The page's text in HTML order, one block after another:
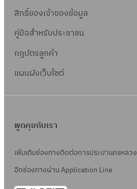
สิทธิ์ของเจ้าของข้อมูล
คู่มือสำหรับประชาชน
กฎบัตรลูกค้า
แผนผังเว็บไซต์
พูดคุยกับเรา
เพิ่มเติมช่องทางติดต่อการประปานครหลวง
อีกช่องทางผ่าน Application Line